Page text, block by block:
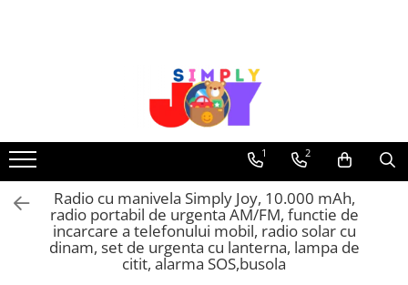
Frumusete, bijuterii, accesorii
fetite
Jucarii educative, interactive
Puzzle si seturi de construit
Stickere, Abtibilduri, Autocolante
Sosete dama
1 2
Radio cu manivela Simply Joy, 10.000 mAh,
radio portabil de urgenta AM/FM, functie de
incarcare a telefonului mobil, radio solar cu
dinam, set de urgenta cu lanterna, lampa de
citit, alarma SOS,busola